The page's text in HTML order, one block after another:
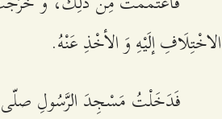
الاخْتِلَافِ إلَيْهِ وَ الأخْذِ عَنْهُ.
فَدَخَلْتُ مَسْجِدَ الرَّسُولِ صلّى